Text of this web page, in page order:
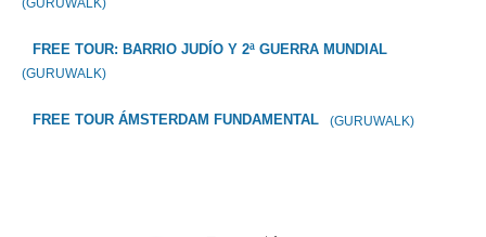
FREE TOUR: BARRIO JUDÍO Y 2ª GUERRA MUNDIAL
(GURUWALK)
FREE TOUR ÁMSTERDAM FUNDAMENTAL (GURUWALK)